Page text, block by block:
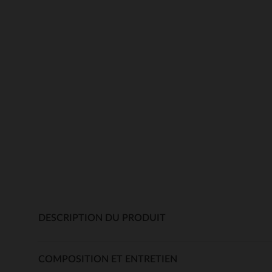
DESCRIPTION DU PRODUIT
COMPOSITION ET ENTRETIEN